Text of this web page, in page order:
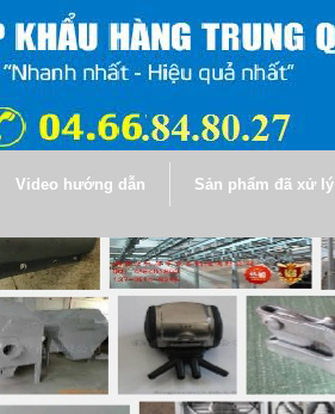
Video hướng dẫn Sản phẩm đã xử lý